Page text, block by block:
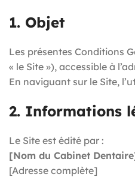
1. Objet
Les présentes Conditions
« le Site »), accessible à
En naviguant sur le Site,
2. Informations
Le Site est édité par :
[Nom du Cabinet
[Adresse complète]